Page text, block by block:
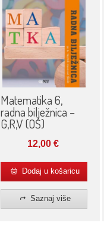
Matematika 6,
radna bilježnica –
G,R,V (OŠ)
12,00€
Dodaj u košaricu
Saznaj više